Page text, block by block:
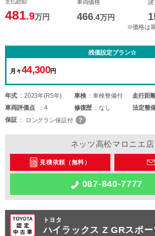
支払総額
481.9万円
車両価格
466.4万円
諸
※価格は
残価設定プラン☆
月々44,300円
年式 2023年(R5年) 車検 車検整備付 走行距
車両評価点 4 修復歴 なし 法定整
保証
ロングラン保証付
ネッツ高松マロニエ店
見積依頼（無料）
087-840-7777
トヨタ
ハイラックス Z GRスポー